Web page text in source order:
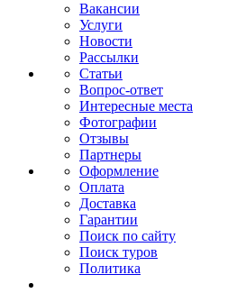
Вакансии
Услуги
Новости
Рассылки
Статьи
Вопрос-ответ
Интересные места
Фотографии
Отзывы
Партнеры
Оформление
Оплата
Доставка
Гарантии
Поиск по сайту
Поиск туров
Политика